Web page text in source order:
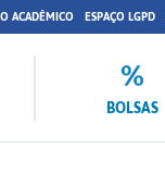
ACADÊMICO ESPAÇO LGPD
BOLSAS